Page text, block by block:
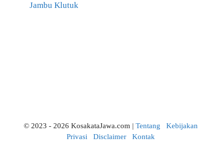
Jambu Klutuk
© 2023 - 2026 KosakataJawa.com | Tentang
Kebijakan
Privasi
Disclaimer Kontak